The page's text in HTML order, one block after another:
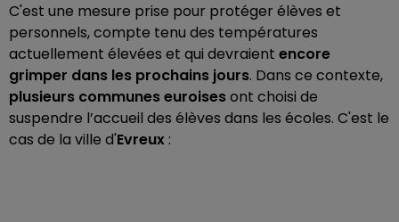
C'est une mesure prise pour protéger élèves et
personnels, compte tenu des températures
actuellement élevées et qui devraient encore
grimper dans les prochains jours. Dans ce contexte,
plusieurs communes euroisesont choisi de
suspendre l’accueil des élèves dans les écoles. C'est le
cas de la ville d'Evreux :